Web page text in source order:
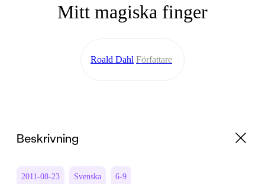
Mitt magiska finger
Roald Dahl Författare
Beskrivning
2011-08-23 Svenska 6-9